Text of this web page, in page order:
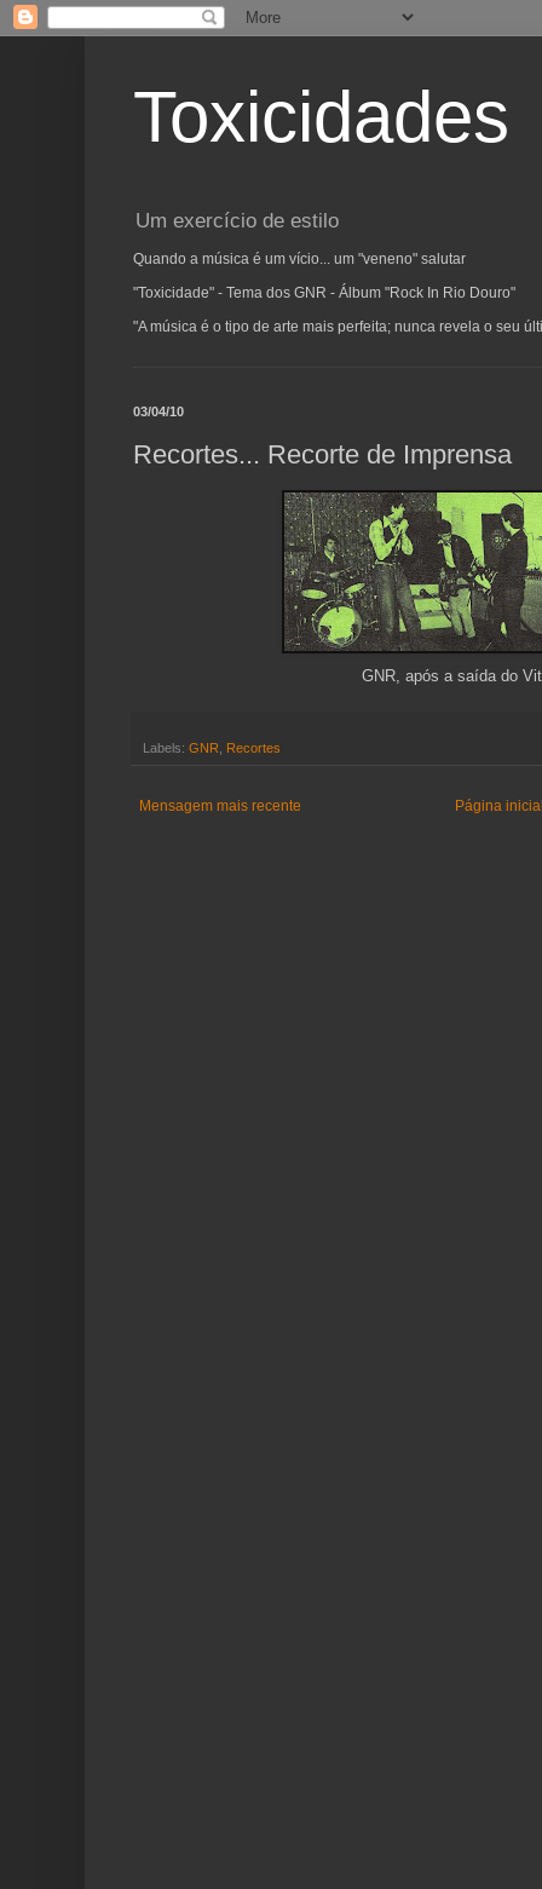
Toxicidades
Um exercício de estilo
Quando a música é um vício... um "veneno" salutar
"Toxicidade" - Tema dos GNR - Álbum "Rock In Rio Douro"
"A música é o tipo de arte mais perfeita; nunca revela o seu
03/04/10
Recortes... Recorte de Imprensa
GNR, após a saída do
Labels: GNR Recortes
Mensagem mais recente Página